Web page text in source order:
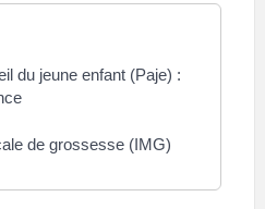
du jeune enfant (Paje) :
de grossesse (IMG)